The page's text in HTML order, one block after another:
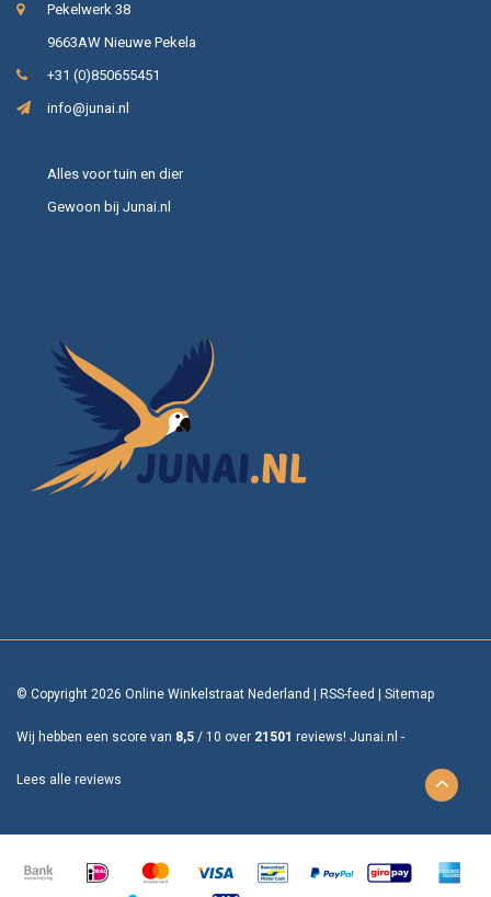
Pekelwerk 38
9663AW Nieuwe Pekela
+31 (0)850655451
info@junai.nl
Alles voor tuin en dier
Gewoon bij Junai.nl
© Copyright 2026 Online Winkelstraat Nederland RSS-feed Sitemap
Wij hebben een score van 8,5 / 10 over 21501 reviews! Junai.nl -
Lees alle reviews